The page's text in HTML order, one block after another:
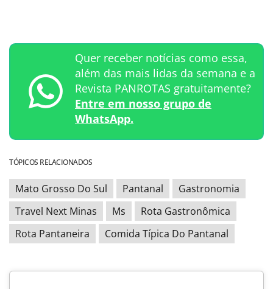
Quer receber notícias como essa,
além das mais lidas da semana e a
Revista PANROTAS gratuitamente?
Entre em nosso grupo de
WhatsApp.
TÓPICOS RELACIONADOS
Mato Grosso Do Sul Pantanal
Gastronomia
Travel Next Minas
Ms
Rota Gastronômica
Rota Pantaneira
Comida Típica Do Pantanal